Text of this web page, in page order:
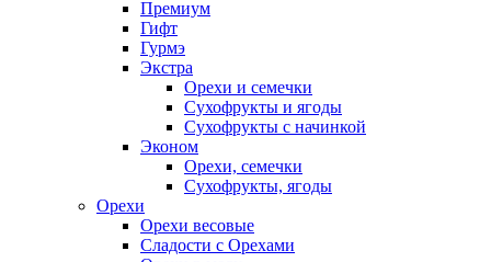
Премиум
Гифт
Гурмэ
Экстра
Орехи и семечки
Сухофрукты и ягоды
Сухофрукты с начинкой
Эконом
Орехи, семечки
Сухофрукты, ягоды
Орехи
Орехи весовые
Сладости с Орехами